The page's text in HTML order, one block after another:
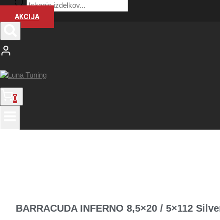
Products
search
AKCIJA
0
BARRACUDA INFERNO 8,5×20 / 5×112